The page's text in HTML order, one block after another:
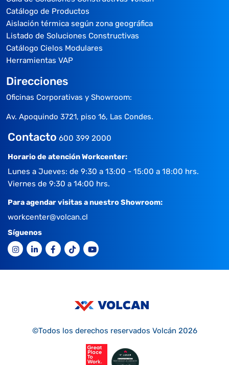
Catálogo de Productos
Aislación térmica según zona geográfica
Listado de Soluciones Constructivas
Catálogo Cielos Modulares
Herramientas VAP
Direcciones
Oficinas Corporativas y Showroom:
Av. Apoquindo 3721, piso 16, Las Condes.
Contacto 600 399 2000
Horario de atención Workcenter:
Lunes a Jueves: de 9:30 a 13:00 - 15:00 a 18:00 hrs.
Viernes de 9:30 a 14:00 hrs.
Para agendar visitas a nuestro Showroom:
workcenter@volcan.cl
Síguenos
©Todos los derechos reservados Volcán 2026